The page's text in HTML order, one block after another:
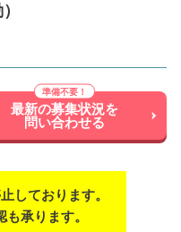
最新の募集状況を
問い合わせる
しております。
承ります。